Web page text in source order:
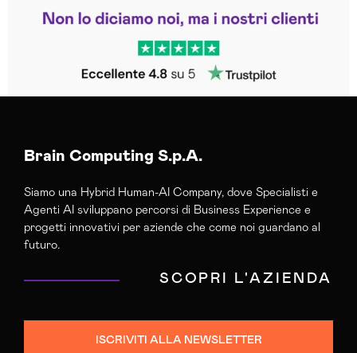
Trustpilot
Brain Computing S.p.A.
Siamo una Hybrid Human-AI Company, dove Specialisti e
Agenti AI sviluppano percorsi di Business Experience e
progetti innovativi per aziende che come noi guardano al
futuro.
SCOPRI L'AZIENDA
ISCRIVITI ALLA NEWSLETTER